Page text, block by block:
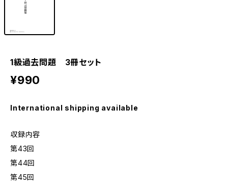
1級過去問題 3冊セット
¥990
International shipping available
収録内容
第43回
第44回
第45回